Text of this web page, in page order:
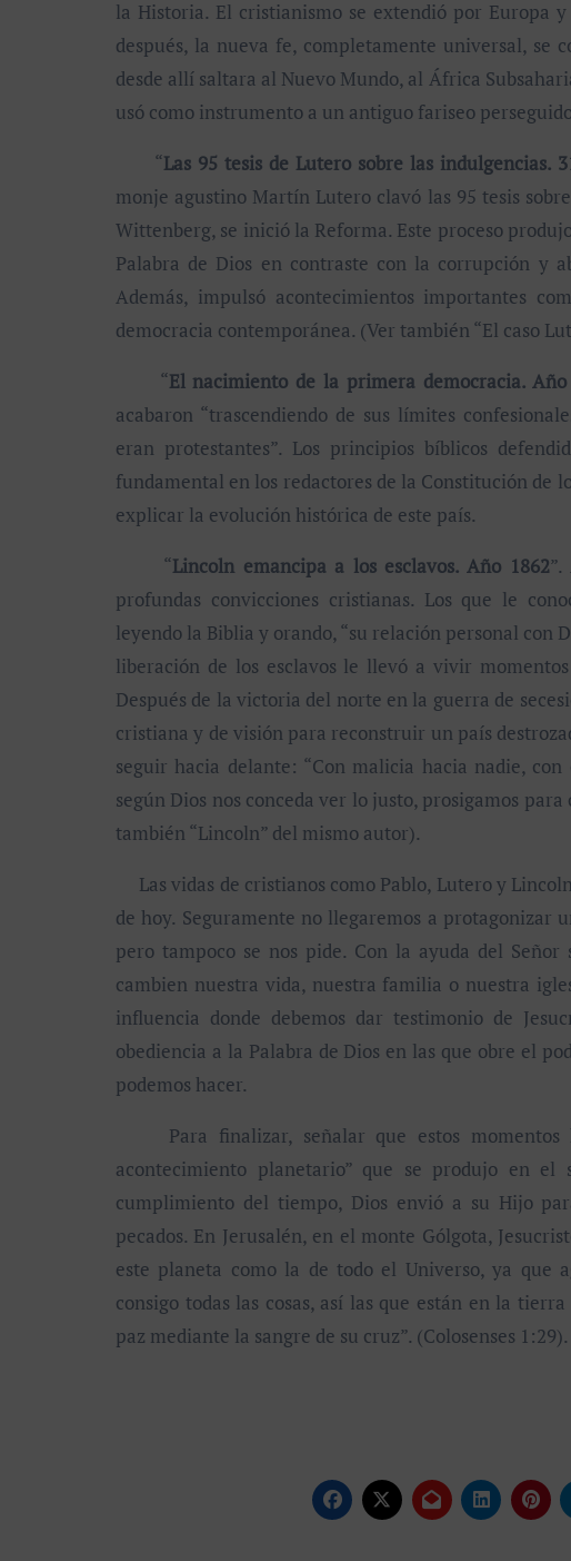
la Historia. El cristianismo se extendió por Europa
después, la nueva fe, completamente universal,
desde allí saltara al Nuevo Mundo, al África
usó como instrumento a un antiguo fariseo
“Las 95 tesis de Lutero sobre las indulgencias.
monje agustino Martín Lutero clavó las 95 tesis
Wittenberg, se inició la Reforma. Este proceso
Palabra de Dios en contraste con la corrupción y
Además, impulsó acontecimientos importantes
democracia contemporánea. (Ver también “El caso
“El nacimiento de la primera democracia. Año
acabaron “trascendiendo de sus límites
eran protestantes”. Los principios bíblicos
fundamental en los redactores de la Constitución de
explicar la evolución histórica de este país.
“Lincoln emancipa a los esclavos. Año 1862
profundas convicciones cristianas. Los que le
leyendo la Biblia y orando, “su relación personal con
liberación de los esclavos le llevó a vivir
Después de la victoria del norte en la guerra de
cristiana y de visión para reconstruir un país
seguir hacia delante: “Con malicia hacia nadie,
según Dios nos conceda ver lo justo, prosigamos
también “Lincoln” del mismo autor).
Las vidas de cristianos como Pablo, Lutero y
de hoy. Seguramente no llegaremos a protagonizar
pero tampoco se nos pide. Con la ayuda del
cambien nuestra vida, nuestra familia o nuestra
influencia donde debemos dar testimonio de
obediencia a la Palabra de Dios en las que obre el
podemos hacer.
Para finalizar, señalar que estos momentos
acontecimiento planetario” que se produjo en
cumplimiento del tiempo, Dios envió a su Hijo
pecados. En Jerusalén, en el monte Gólgota,
este planeta como la de todo el Universo, ya que
consigo todas las cosas, así las que están en la
paz mediante la sangre de su cruz”. (Colosenses 1:29).